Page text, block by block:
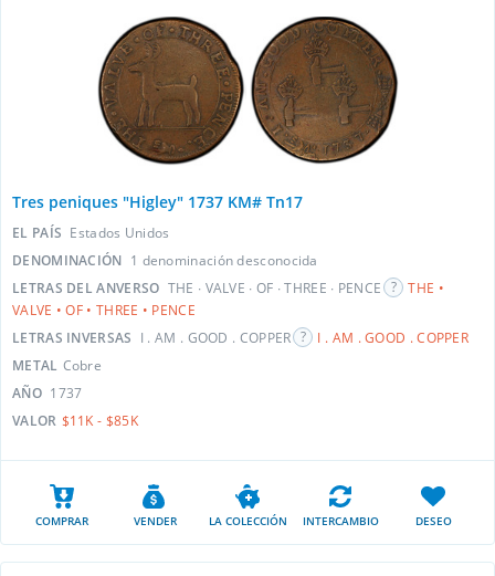
Tres peniques "Higley" 1737 KM# Tn17
EL PAÍS Estados Unidos
DENOMINACIÓN 1 denominación desconocida
LETRAS DEL ANVERSO THE ∙ VALVE ∙ OF ∙ THREE ∙ PENCE
THE •
VALVE • OF • THREE • PENCE
LETRAS INVERSAS I . AM . GOOD . COPPER
I . AM . GOOD . COPPER
METAL Cobre
AÑO 1737
VALOR $11K - $85K
COMPRAR VENDER LA COLECCIÓN INTERCAMBIO DESEO